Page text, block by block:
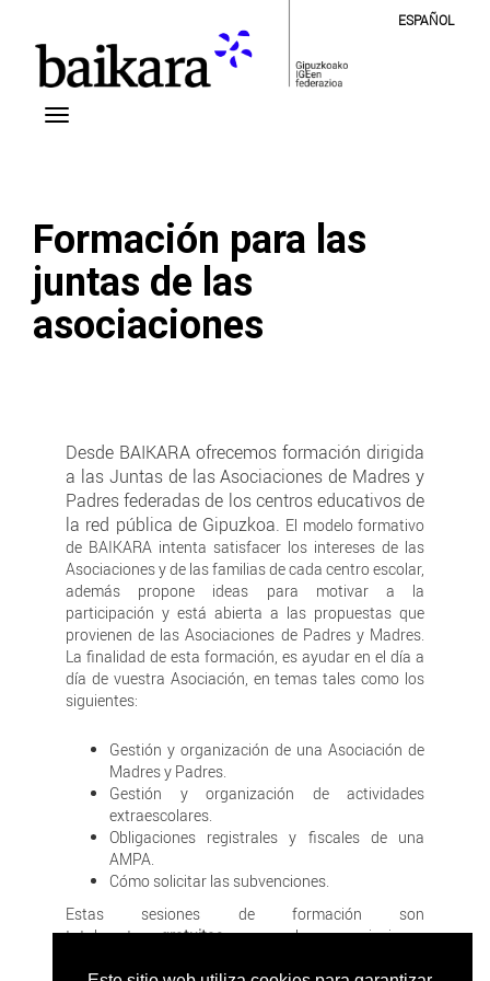
ESPAÑOL
Formación para las
juntas de las
asociaciones
Desde BAIKARA ofrecemos formación dirigida
a las Juntas de las Asociaciones de Madres y
Padres federadas de los centros educativos de
la red pública de Gipuzkoa. El modelo formativo
de BAIKARA intenta satisfacer los intereses de las
Asociaciones y de las familias de cada centro escolar,
además propone ideas para motivar a la
participación y está abierta a las propuestas que
provienen de las Asociaciones de Padres y Madres.
La finalidad de esta formación, es ayudar en el día a
día de vuestra Asociación, en temas tales como los
siguientes:
Gestión y organización de una Asociación de
Madres y Padres.
Gestión y organización de actividades
extraescolares.
Obligaciones registrales y fiscales de una
AMPA.
Cómo solicitar las subvenciones.
Estas sesiones de formación son
totalmentegratuitaspara las asociaciones